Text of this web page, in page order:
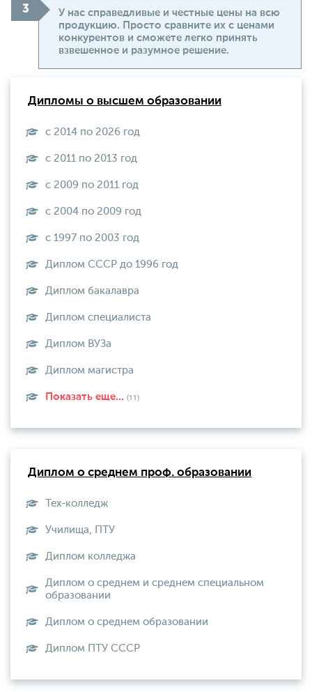
У нас справедливые и честные цены на всю
продукцию. Просто сравните их с ценами
конкурентов и сможете легко принять
взвешенное и разумное решение.
Дипломы о высшем образовании
с 2014 по 2026 год
с 2011 по 2013 год
с 2009 по 2011 год
с 2004 по 2009 год
с 1997 по 2003 год
Диплом СССР до 1996 год
Диплом бакалавра
Диплом специалиста
Диплом ВУЗа
Диплом магистра
Показать еще... (11)
Диплом о среднем проф. образовании
Тех-колледж
Училища, ПТУ
Диплом колледжа
Диплом о среднем и среднем специальном
образовании
Диплом о среднем образовании
Диплом ПТУ СССР